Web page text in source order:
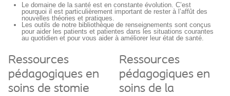
Le domaine de la santé est en constante évolution. C’est
pourquoi il est particulièrement important de rester à l’affût des
nouvelles théories et pratiques.
Les outils de notre bibliothèque de renseignements sont conçus
pour aider les patients et patientes dans les situations courantes
au quotidien et pour vous aider à améliorer leur état de santé.
Ressources
pédagogiques en
soins de stomie
Ressources
pédagogiques en
soins de la